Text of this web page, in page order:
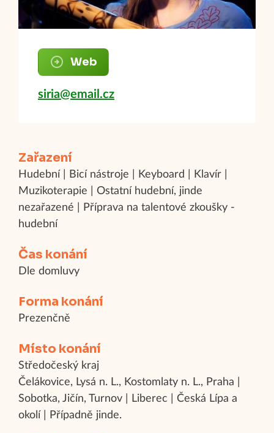
Web
siria@email.cz
Zařazení
Hudební | Bicí nástroje | Keyboard | Klavír |
Muzikoterapie | Ostatní hudební, jinde
nezařazené | Příprava na talentové zkoušky -
hudební
Čas konání
Dle domluvy
Forma konání
Prezenčně
Místo konání
Středočeský kraj
Čelákovice, Lysá n. L., Kostomlaty n. L., Praha |
Sobotka, Jičín, Turnov | Liberec | Česká Lípa a
okolí | Případně jinde.